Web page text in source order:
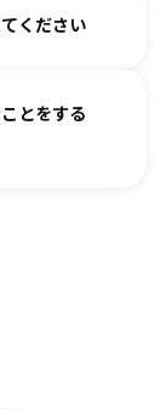
ます。
お越しいただ
ください
ジ をご参照く
とをする